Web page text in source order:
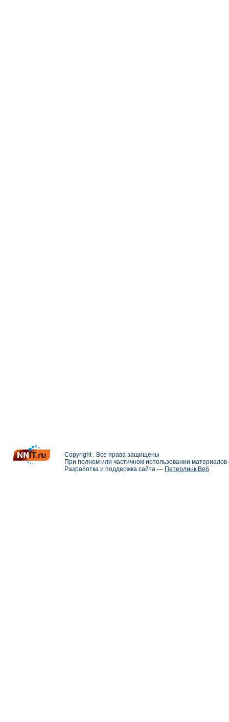
Copyright . Все права защищены
При полном или частичном использовании
Разработка и поддержка сайта — Петерлинк Веб